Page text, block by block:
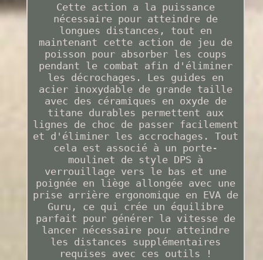
Cette action a la puissance
nécessaire pour atteindre de
longues distances, tout en
maintenant cette action de jeu de
poisson pour absorber les coups
pendant le combat afin d'éliminer
les décrochages. Les guides en
acier inoxydable de grande taille
avec des céramiques en oxyde de
titane durables permettent aux
lignes de choc de passer facilement
et d'éliminer les accrochages. Tout
cela est associé à un porte-
moulinet de style DPS à
verrouillage vers le bas et une
poignée en liège allongée avec une
prise arrière ergonomique en EVA de
Guru, ce qui crée un équilibre
parfait pour générer la vitesse de
lancer nécessaire pour atteindre
les distances supplémentaires
requises avec ces outils !